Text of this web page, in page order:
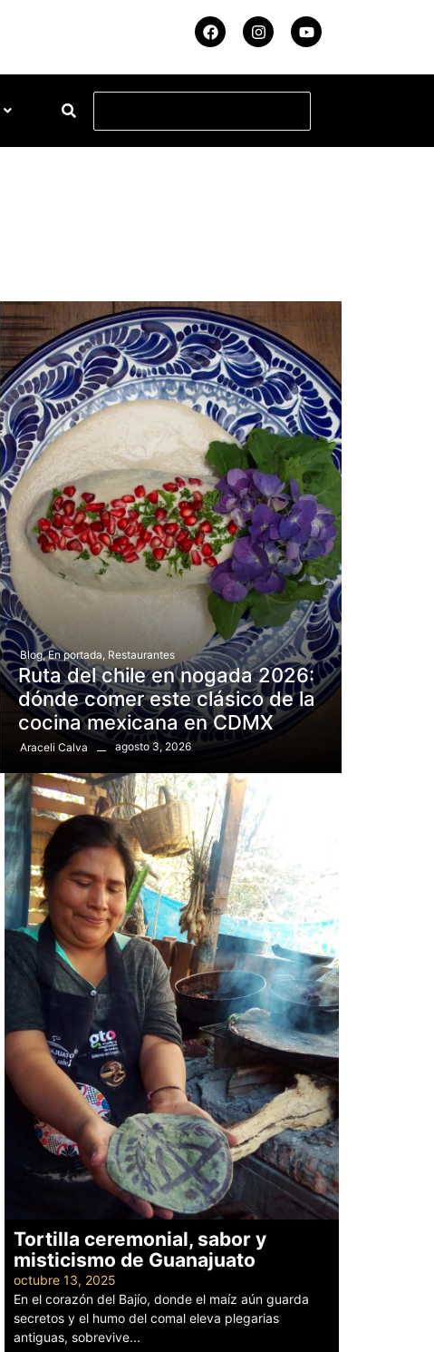
Blog, En portada, Restaurantes
Ruta del chile en nogada 2026:
dónde comer este clásico de la
cocina mexicana en CDMX
Araceli Calva agosto 3, 2026
Tortilla ceremonial, sabor y
misticismo de Guanajuato
octubre 13, 2025
En el corazón del Bajío, donde el maíz aún guarda
secretos y el humo del comal eleva plegarias
antiguas, sobrevive...